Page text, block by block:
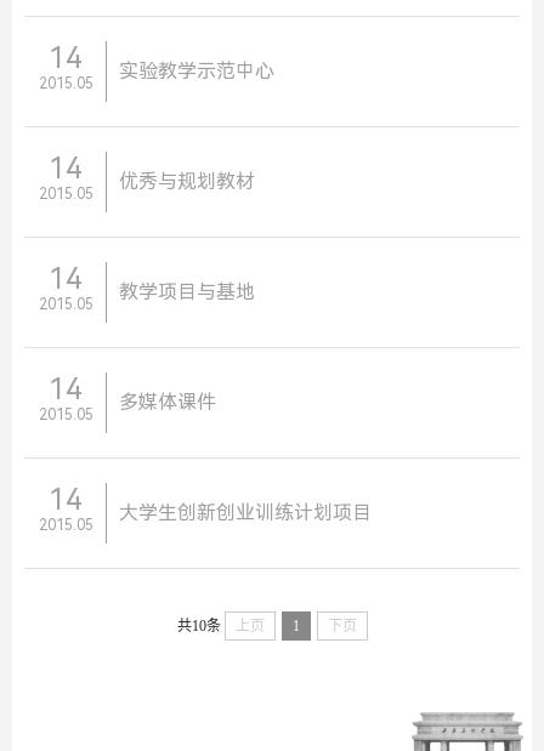
14
2015.05
实验教学示范中心
14
2015.05
优秀与规划教材
14
2015.05
教学项目与基地
14
2015.05
多媒体课件
14
2015.05
大学生创新创业训练计划项目
共10条 上页 1 下页